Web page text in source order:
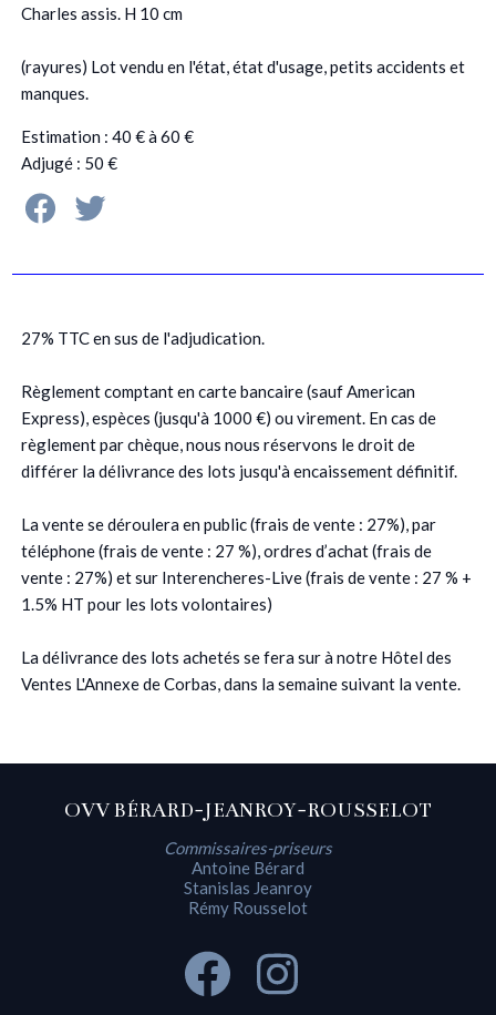
Charles assis. H 10 cm
(rayures) Lot vendu en l'état, état d'usage, petits accidents et
manques.
Estimation : 40 € à 60 €
Adjugé : 50 €
27% TTC en sus de l'adjudication.
Règlement comptant en carte bancaire (sauf American
Express), espèces (jusqu'à 1000 €) ou virement. En cas de
règlement par chèque, nous nous réservons le droit de
différer la délivrance des lots jusqu'à encaissement définitif.
La vente se déroulera en public (frais de vente : 27%), par
téléphone (frais de vente : 27 %), ordres d’achat (frais de
vente : 27%) et sur Interencheres-Live (frais de vente : 27 % +
1.5% HT pour les lots volontaires)
La délivrance des lots achetés se fera sur à notre Hôtel des
Ventes L'Annexe de Corbas, dans la semaine suivant la vente.
OVV BÉRARD-JEANROY-ROUSSELOT
Commissaires-priseurs
Antoine Bérard
Stanislas Jeanroy
Rémy Rousselot